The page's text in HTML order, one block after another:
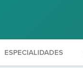
ESPECIALIDADES